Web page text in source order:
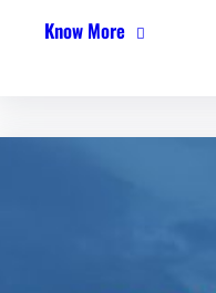
Know More